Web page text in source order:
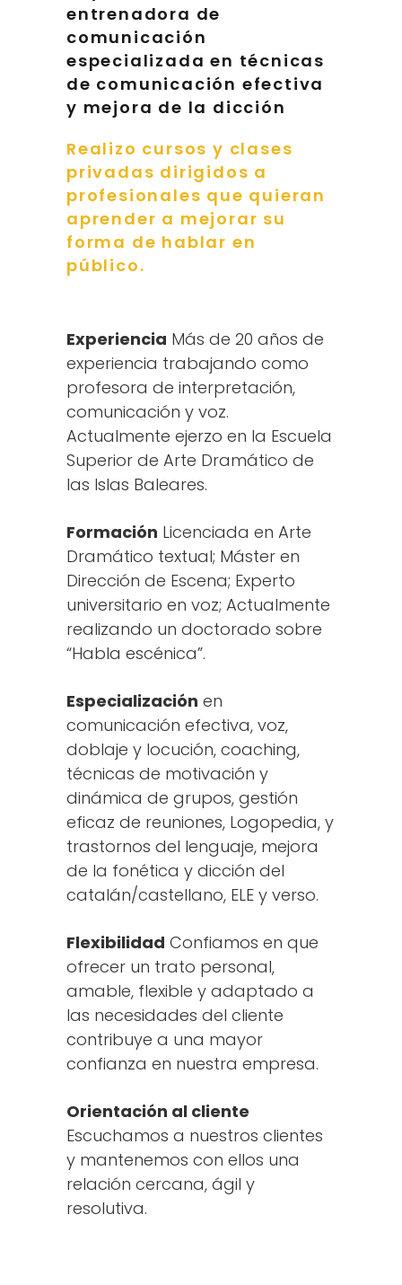
entrenadora de
comunicación
especializada en técnicas
de comunicación efectiva
y mejora de la dicción
Realizo cursos y clases
privadas dirigidos a
profesionales que quieran
aprender a mejorar su
forma de hablar en
público.
Experiencia Más de 20 años de
experiencia trabajando como
profesora de interpretación,
comunicación y voz.
Actualmente ejerzo en la Escuela
Superior de Arte Dramático de
las Islas Baleares.
Formación Licenciada en Arte
Dramático textual; Máster en
Dirección de Escena; Experto
universitario en voz; Actualmente
realizando un doctorado sobre
“Habla escénica”.
Especialización en
comunicación efectiva, voz,
doblaje y locución, coaching,
técnicas de motivación y
dinámica de grupos, gestión
eficaz de reuniones, Logopedia, y
trastornos del lenguaje, mejora
de la fonética y dicción del
catalán/castellano, ELE y verso.
Flexibilidad Confiamos en que
ofrecer un trato personal,
amable, flexible y adaptado a
las necesidades del cliente
contribuye a una mayor
confianza en nuestra empresa.
Orientación al cliente
Escuchamos a nuestros clientes
y mantenemos con ellos una
relación cercana, ágil y
resolutiva.